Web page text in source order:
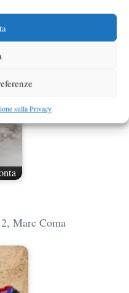
sulla Privacy
, Marc Coma